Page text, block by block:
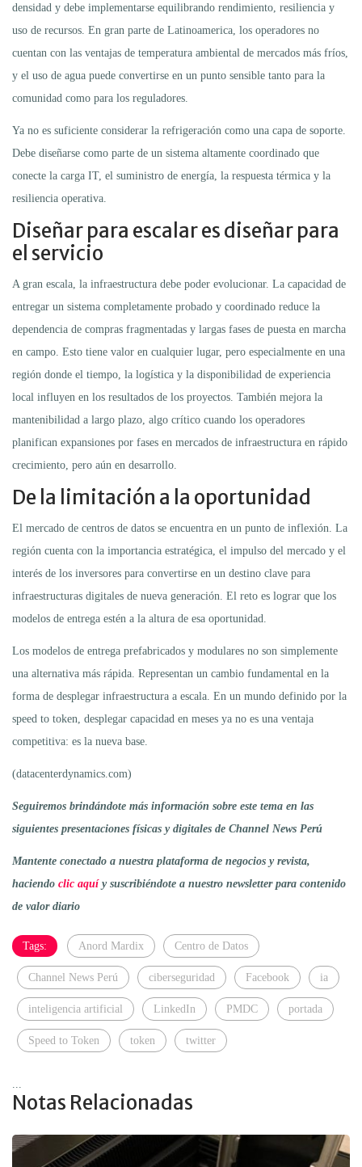
densidad y debe implementarse equilibrando rendimiento, resiliencia y
uso de recursos. En gran parte de Latinoamerica, los operadores no
cuentan con las ventajas de temperatura ambiental de mercados más fríos,
y el uso de agua puede convertirse en un punto sensible tanto para la
comunidad como para los reguladores.
Ya no es suficiente considerar la refrigeración como una capa de soporte.
Debe diseñarse como parte de un sistema altamente coordinado que
conecte la carga IT, el suministro de energía, la respuesta térmica y la
resiliencia operativa.
Diseñar para escalar es diseñar para
el servicio
A gran escala, la infraestructura debe poder evolucionar. La capacidad de
entregar un sistema completamente probado y coordinado reduce la
dependencia de compras fragmentadas y largas fases de puesta en marcha
en campo. Esto tiene valor en cualquier lugar, pero especialmente en una
región donde el tiempo, la logística y la disponibilidad de experiencia
local influyen en los resultados de los proyectos. También mejora la
mantenibilidad a largo plazo, algo crítico cuando los operadores
planifican expansiones por fases en mercados de infraestructura en rápido
crecimiento, pero aún en desarrollo.
De la limitación a la oportunidad
El mercado de centros de datos se encuentra en un punto de inflexión. La
región cuenta con la importancia estratégica, el impulso del mercado y el
interés de los inversores para convertirse en un destino clave para
infraestructuras digitales de nueva generación. El reto es lograr que los
modelos de entrega estén a la altura de esa oportunidad.
Los modelos de entrega prefabricados y modulares no son simplemente
una alternativa más rápida. Representan un cambio fundamental en la
forma de desplegar infraestructura a escala. En un mundo definido por la
speed to token, desplegar capacidad en meses ya no es una ventaja
competitiva: es la nueva base.
(datacenterdynamics.com)
Seguiremos brindándote más información sobre este tema en las
siguientes presentaciones físicas y digitales de Channel News Perú
Mantente conectado a nuestra plataforma de negocios y revista,
haciendo clic aquíy suscribiéndote a nuestro newsletter para contenido
de valor diario
Tags: Anord Mardix Centro de Datos
Channel News Perú ciberseguridad Facebook ia
inteligencia artificial LinkedIn PMDC portada
Speed to Token token twitter
Notas Relacionadas